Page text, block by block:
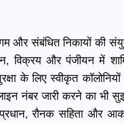
और संबंधित निकायों की
विक्रय और पंजीयन में
के लिए स्वीकृत कॉलोनियों
नंबर जारी करने का भी
रौनक सहिता और